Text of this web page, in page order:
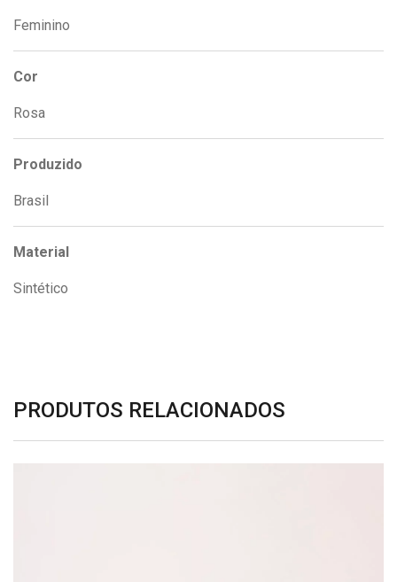
Feminino
Cor
Rosa
Produzido
Brasil
Material
Sintético
PRODUTOS RELACIONADOS